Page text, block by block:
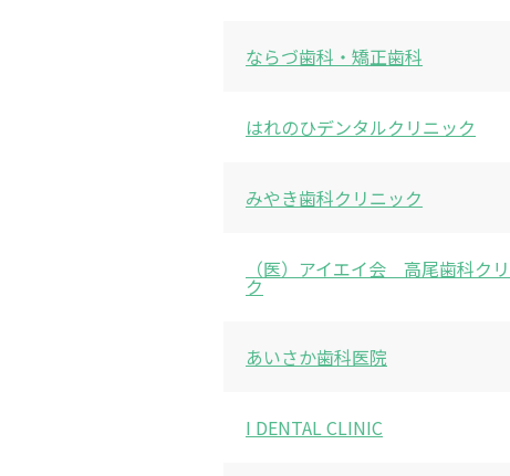
ならづ歯科・矯正歯科
はれのひデンタルクリニック
みやき歯科クリニック
（医）アイエイ会 高尾歯科ク
ク
あいさか歯科医院
I DENTAL CLINIC